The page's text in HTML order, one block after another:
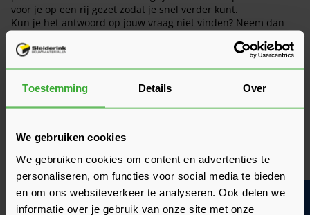
Toestemming Details Over
We gebruiken cookies
We gebruiken cookies om content en advertenties te
personaliseren, om functies voor social media te bieden
en om ons websiteverkeer te analyseren. Ook delen we
informatie over je gebruik van onze site met onze
voor je op een rij gezet zodat je snel verder kunt.
Kun je het antwoord op jouw vraag niet vinden? Neem dan
gerust contact op met een van onze experts we helpen je
graag verder!
Stel je vraag
Glas van deur kapot, wat nu?
Hoeveel kan je deze Skantrae deur
inkorten?